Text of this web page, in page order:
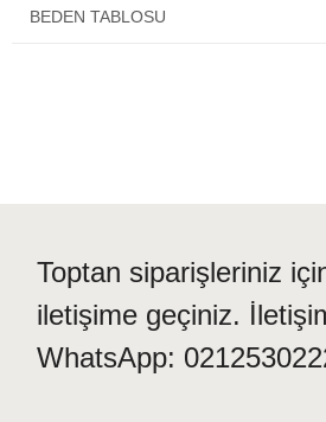
oluşmaktadır.
BEDEN TABLOSU
Toptan siparişleriniz
iletişime geçiniz.
WhatsApp: